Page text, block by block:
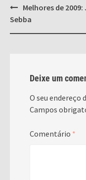
Post
navigation
Melhores de
Sebba
Deixe um
O seu endereço
Campos
Comentário *